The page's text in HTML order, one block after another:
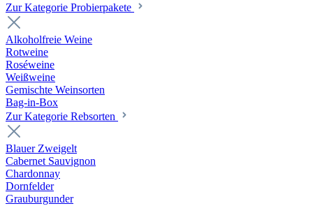
Zur Kategorie Probierpakete
Alkoholfreie Weine
Rotweine
Roséweine
Weißweine
Gemischte Weinsorten
Bag-in-Box
Zur Kategorie Rebsorten
Blauer Zweigelt
Cabernet Sauvignon
Chardonnay
Dornfelder
Grauburgunder